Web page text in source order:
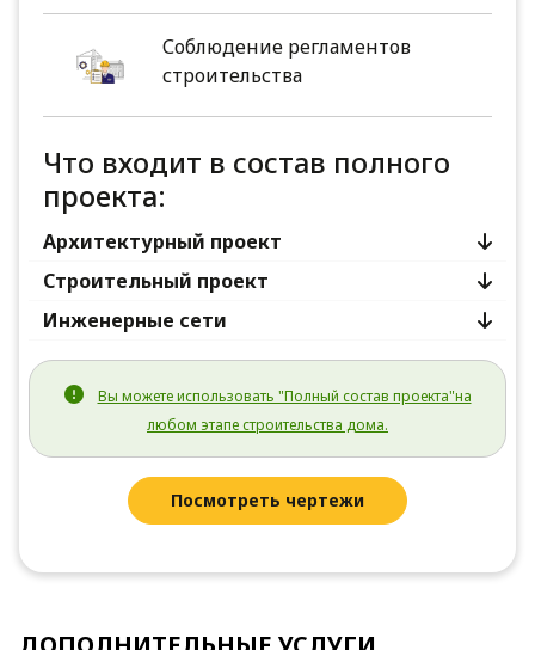
Соблюдение регламентов
строительства
Что входит в состав полного
проекта:
Архитектурный проект
Строительный проект
Инженерные сети
Вы можете использовать "Полный состав проекта"на
любом этапе строительства дома.
Посмотреть чертежи